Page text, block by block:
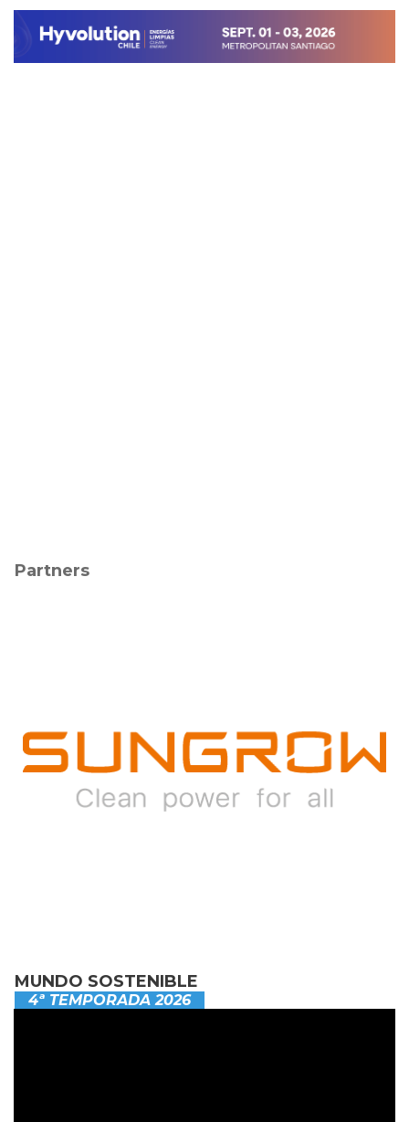
Partners
MUNDO SOSTENIBLE
4ª TEMPORADA 2026